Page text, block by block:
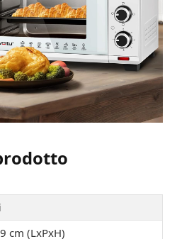
cm (LxPxH)